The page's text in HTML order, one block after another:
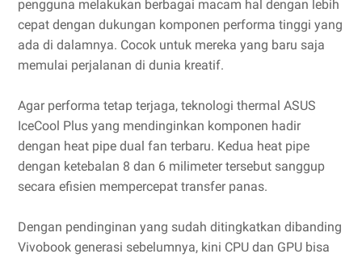
pengguna melakukan berbagai macam hal dengan lebih
cepat dengan dukungan komponen performa tinggi yang
ada di dalamnya. Cocok untuk mereka yang baru saja
memulai perjalanan di dunia kreatif.
Agar performa tetap terjaga, teknologi thermal ASUS
IceCool Plus yang mendinginkan komponen hadir
dengan heat pipe dual fan terbaru. Kedua heat pipe
dengan ketebalan 8 dan 6 milimeter tersebut sanggup
secara efisien mempercepat transfer panas.
Dengan pendinginan yang sudah ditingkatkan dibanding
Vivobook generasi sebelumnya, kini CPU dan GPU bisa